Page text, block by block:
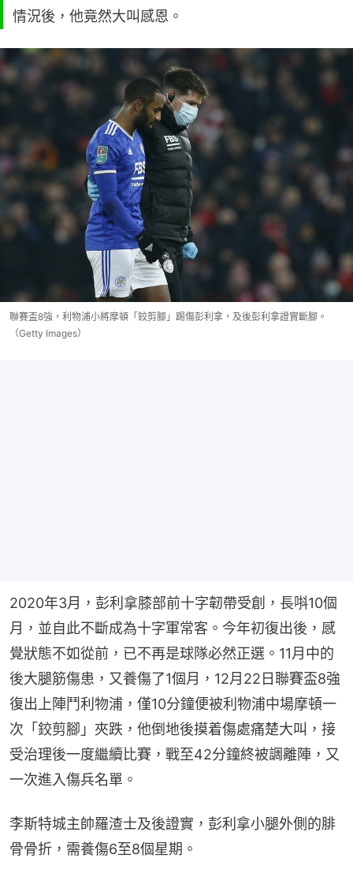
情況後，他竟然大叫感恩。
聯賽盃8強，利物浦小將摩頓「鉸剪腳」踢傷彭利拿，及後彭利拿證實斷腳。
（Getty Images）
2020年3月，彭利拿膝部前十字韌帶受創，長唞10個
月，並自此不斷成為十字軍常客。今年初復出後，感
覺狀態不如從前，已不再是球隊必然正選。11月中的
後大腿筋傷患，又養傷了1個月，12月22日聯賽盃8強
復出上陣鬥利物浦，僅10分鐘便被利物浦中場摩頓一
次「鉸剪腳」夾跌，他倒地後摸着傷處痛楚大叫，接
受治理後一度繼續比賽，戰至42分鐘終被調離陣，又
一次進入傷兵名單。
李斯特城主帥羅渣士及後證實，彭利拿小腿外側的腓
骨骨折，需養傷6至8個星期。